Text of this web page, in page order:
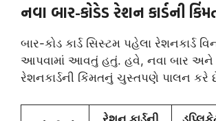
નવા બાર-કોડેડ રેશન કાર્ડની
બાર-કોડ કાર્ડ સિસ્ટમ પહેલા રેશનકાર્ડ
આપવામાં આવતું હતું. હવે, નવા બાર અને
રેશનકાર્ડની કિંમતનું ચુસ્તપણે પાલન કરે